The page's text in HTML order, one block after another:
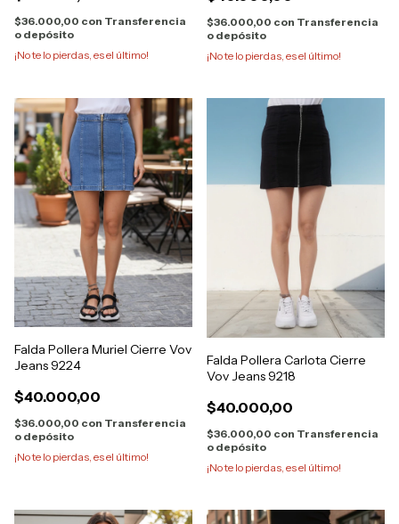
$36.000,00 con Transferencia
o depósito
¡No te lo pierdas, es el último!
$36.000,00 con Transferencia
o depósito
¡No te lo pierdas, es el último!
Falda Pollera Muriel Cierre Vov
Jeans 9224
$40.000,00
$36.000,00 con Transferencia
o depósito
¡No te lo pierdas, es el último!
Falda Pollera Carlota Cierre
Vov Jeans 9218
$40.000,00
$36.000,00 con Transferencia
o depósito
¡No te lo pierdas, es el último!